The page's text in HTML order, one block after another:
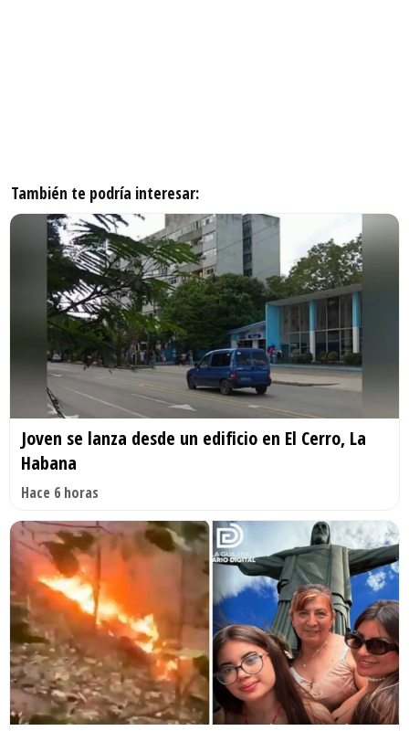
También te podría interesar:
Joven se lanza desde un edificio en El Cerro, La
Habana
Hace 6 horas